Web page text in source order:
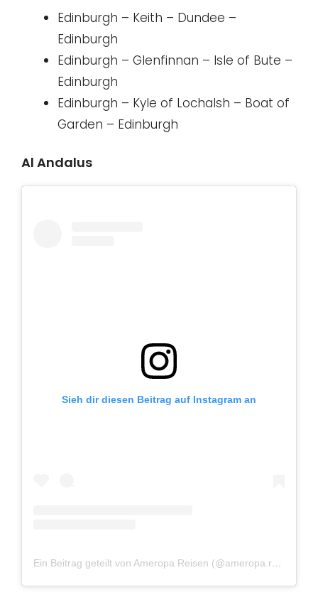
Edinburgh – Keith – Dundee –
Edinburgh
Edinburgh – Glenfinnan – Isle of Bute –
Edinburgh
Edinburgh – Kyle of Lochalsh – Boat of
Garden – Edinburgh
Al Andalus
Sieh dir diesen Beitrag auf Instagram an
Ein Beitrag geteilt von Ameropa Reisen (@ameropa.reisen)